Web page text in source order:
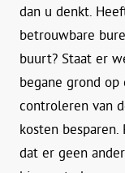
dan u denkt.
betrouwbare
buurt? Staat er
begane grond
controleren van
kosten
dat er geen